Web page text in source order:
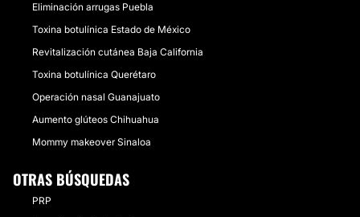
Eliminación arrugas Puebla
Toxina botulínica Estado de México
Revitalización cutánea Baja California
Toxina botulínica Querétaro
Operación nasal Guanajuato
Aumento glúteos Chihuahua
Mommy makeover Sinaloa
OTRAS BÚSQUEDAS
PRP